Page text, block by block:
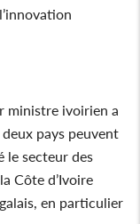
ministre ivoirien a
pays peuvent
le secteur des
Côte d’Ivoire
en particulier